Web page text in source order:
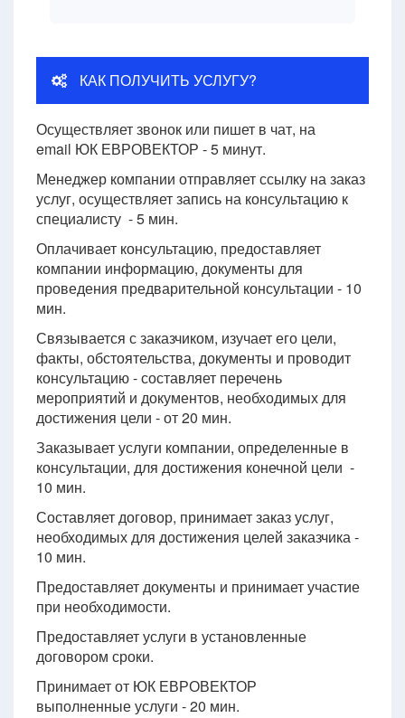
КАК ПОЛУЧИТЬ УСЛУГУ?
Осуществляет звонок или пишет в чат, на
email ЮК ЕВРОВЕКТОР - 5 минут.
Менеджер компании отправляет ссылку на заказ
услуг, осуществляет запись на консультацию к
специалисту - 5 мин.
Оплачивает консультацию, предоставляет
компании информацию, документы для
проведения предварительной консультации - 10
мин.
Связывается с заказчиком, изучает его цели,
факты, обстоятельства, документы и проводит
консультацию - составляет перечень
мероприятий и документов, необходимых для
достижения цели - от 20 мин.
Заказывает услуги компании, определенные в
консультации, для достижения конечной цели -
10 мин.
Составляет договор, принимает заказ услуг,
необходимых для достижения целей заказчика -
10 мин.
Предоставляет документы и принимает участие
при необходимости.
Предоставляет услуги в установленные
договором сроки.
Принимает от ЮК ЕВРОВЕКТОР
выполненные услуги - 20 мин.